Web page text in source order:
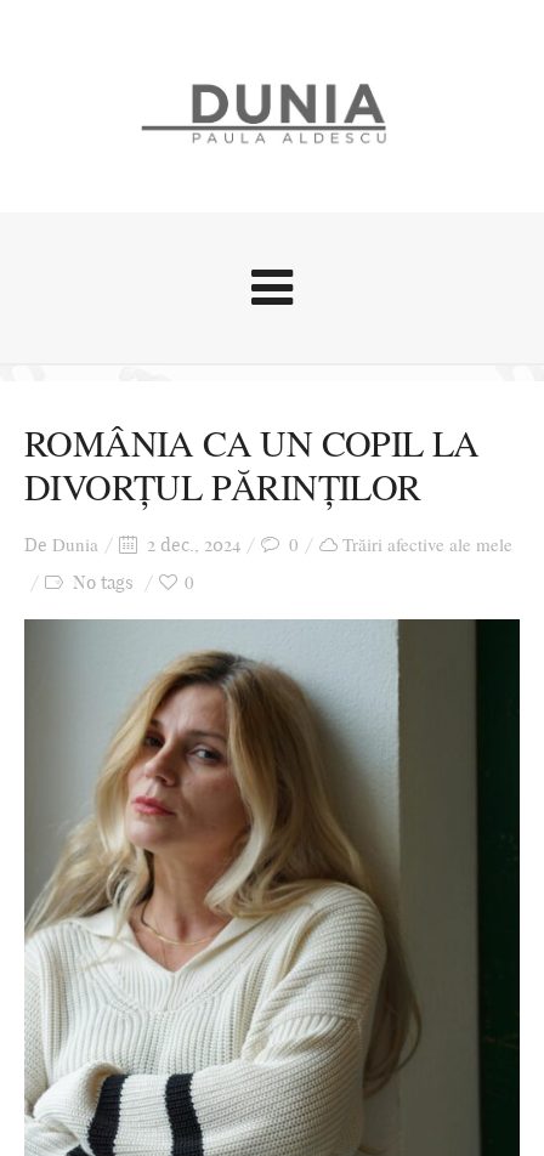
Stari afective
Zice Dunia
Călătorii
Cursuri povestite
ROMÂNIA CA UN COPIL LA
DIVORȚUL PĂRINȚILOR
De Dunia 2 dec., 2024 0 Trăiri afective ale mele
No tags 0